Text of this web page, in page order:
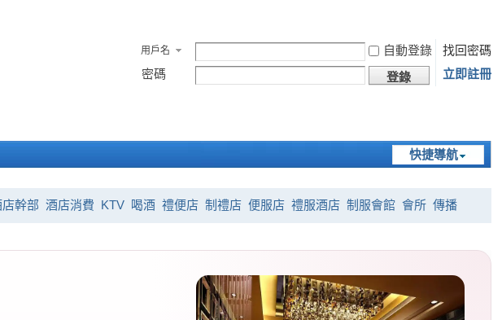
用戶名 自動登錄
找回密碼
密碼
登錄 立即註冊
快捷導航
店幹部 酒店消費 KTV 喝酒 禮便店 制禮店 便服店 禮服酒店 制服會館 會所 傳播